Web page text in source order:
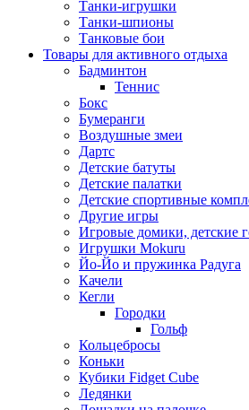
Танки-игрушки
Танки-шпионы
Танковые бои
Товары для активного отдыха
Бадминтон
Теннис
Бокс
Бумеранги
Воздушные змеи
Дартс
Детские батуты
Детские палатки
Детские спортивные
Другие игры
Игровые домики, детские
Игрушки Mokuru
Йо-Йо и пружинка Радуга
Качели
Кегли
Городки
Гольф
Кольцебросы
Коньки
Кубики Fidget Cube
Ледянки